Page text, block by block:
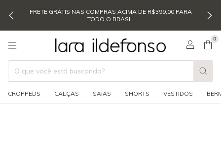
FRETE GRÁTIS NAS COMPRAS ACIMA DE R$399,00 PARA
TODO O BRASIL
0
CROPPEDS CALÇAS SAIAS SHORTS VESTIDOS